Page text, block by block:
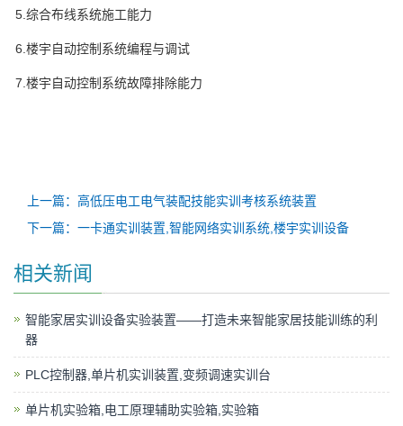
5.综合布线系统施工能力
6.楼宇自动控制系统编程与调试
7.楼宇自动控制系统故障排除能力
上一篇：高低压电工电气装配技能实训考核系统装置
下一篇：一卡通实训装置,智能网络实训系统,楼宇实训设备
相关新闻
​智能家居实训设备实验装置——打造未来智能家居技能训练的利
器
PLC控制器,单片机实训装置,变频调速实训台
单片机实验箱,电工原理辅助实验箱,实验箱